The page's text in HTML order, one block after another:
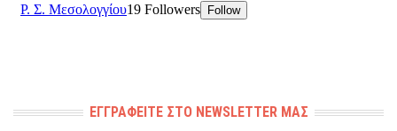
ΕΓΓΡΑΦΕΊΤΕ ΣΤΟ NEWSLETTER ΜΑΣ